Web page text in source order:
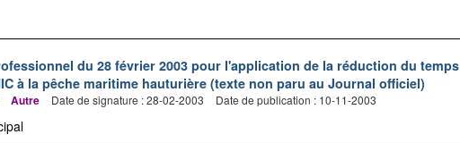
du 28 février 2003 pour l'application de la réduction du temps
à la pêche maritime hauturière (texte non paru au Journal officiel)
Autre Date de signature : 28-02-2003 Date de publication : 10-11-2003